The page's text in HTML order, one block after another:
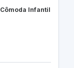
Cômoda Infantil